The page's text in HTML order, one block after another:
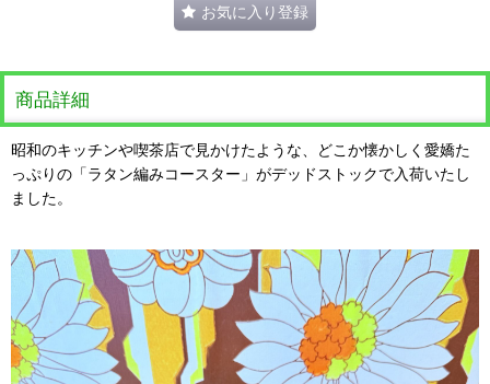
お気に入り登録
商品詳細
昭和のキッチンや喫茶店で見かけたような、どこか懐かしく愛嬌た
っぷりの「ラタン編みコースター」がデッドストックで入荷いたし
ました。